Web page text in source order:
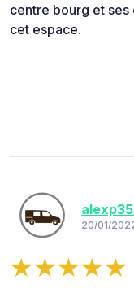
centre bourg et
cet espace.
20/01/